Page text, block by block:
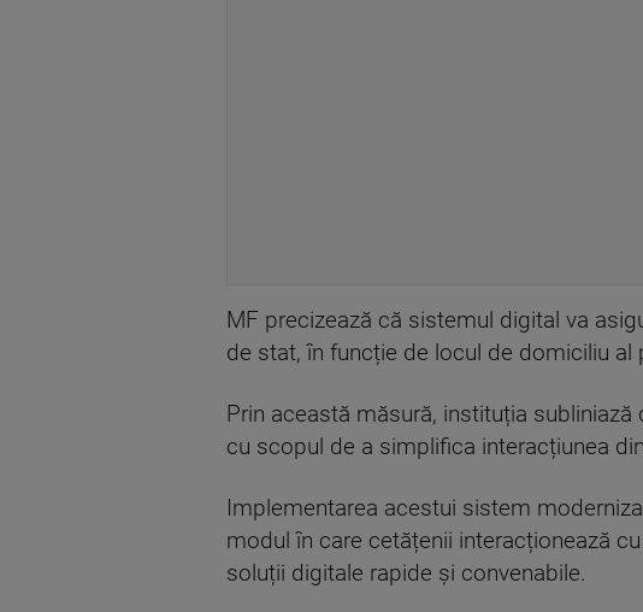
MF precizează că sistemul digital va
de stat, în funcție de locul de domiciliu al
Prin această măsură, instituția
cu scopul de a simplifica interacțiunea
Implementarea acestui sistem
modul în care cetățenii interacționează
soluții digitale rapide și convenabile.